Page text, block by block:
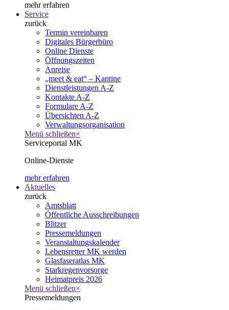
mehr erfahren
Service
zurück
Termin vereinbaren
Digitales Bürgerbüro
Online Dienste
Öffnungszeiten
Anreise
„meet & eat“ – Kantine
Dienstleistungen A-Z
Kontakte A-Z
Formulare A-Z
Übersichten A-Z
Verwaltungsorganisation
Menü schließen×
Serviceportal MK
Online-Dienste
mehr erfahren
Aktuelles
zurück
Amtsblatt
Öffentliche Ausschreibungen
Blitzer
Pressemeldungen
Veranstaltungskalender
Lebensretter MK werden
Glasfaseratlas MK
Starkregenvorsorge
Heimatpreis 2026
Menü schließen×
Pressemeldungen